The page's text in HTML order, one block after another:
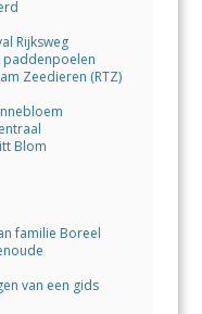
Rijksweg
paddenpoelen
Zeedieren (RTZ)
Blom
familie Boreel
van een gids